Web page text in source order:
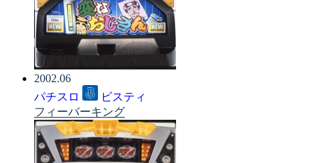
2002.06
パチスロ
ビスティ
フィーバーキング